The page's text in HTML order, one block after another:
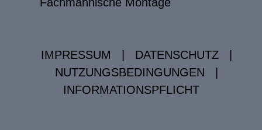
IMPRESSUM DATENSCHUTZ
NUTZUNGSBEDINGUNGEN
INFORMATIONSPFLICHT